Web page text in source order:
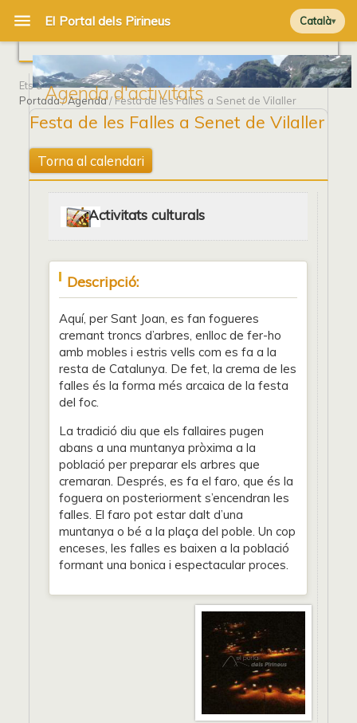
Català
Agenda d'activitats
Ets a
Portada/Agenda/ Festa de les Falles a Senet de Vilaller
Festa de les Falles a Senet de Vilaller
Torna al calendari
Activitats culturals
Descripció:
Aquí, per Sant Joan, es fan fogueres
cremant troncs d’arbres, enlloc de fer-ho
amb mobles i estris vells com es fa a la
resta de Catalunya. De fet, la crema de les
falles és la forma més arcaica de la festa
del foc.
La tradició diu que els fallaires pugen
abans a una muntanya pròxima a la
població per preparar els arbres que
cremaran. Després, es fa el faro, que és la
foguera on posteriorment s’encendran les
falles. El faro pot estar dalt d’una
muntanya o bé a la plaça del poble. Un cop
enceses, les falles es baixen a la població
formant una bonica i espectacular proces.